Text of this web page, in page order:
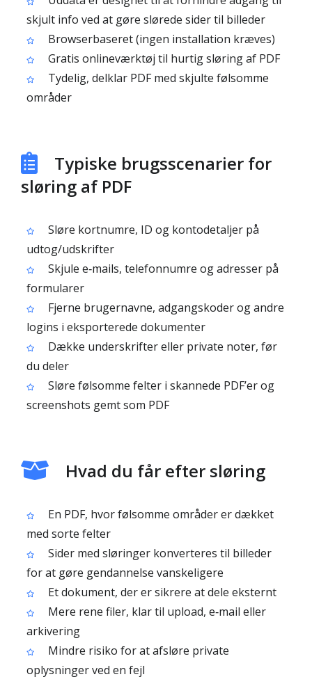
skjult info ved at gøre slørede sider til billeder
Browserbaseret (ingen installation kræves)
Gratis onlineværktøj til hurtig sløring af PDF
Tydelig, delklar PDF med skjulte følsomme
områder
Typiske brugsscenarier for
sløring af PDF
Sløre kortnumre, ID og kontodetaljer på
udtog/udskrifter
Skjule e‑mails, telefonnumre og adresser på
formularer
Fjerne brugernavne, adgangskoder og andre
logins i eksporterede dokumenter
Dække underskrifter eller private noter, før
du deler
Sløre følsomme felter i skannede PDF’er og
screenshots gemt som PDF
Hvad du får efter sløring
En PDF, hvor følsomme områder er dækket
med sorte felter
Sider med sløringer konverteres til billeder
for at gøre gendannelse vanskeligere
Et dokument, der er sikrere at dele eksternt
Mere rene filer, klar til upload, e‑mail eller
arkivering
Mindre risiko for at afsløre private
oplysninger ved en fejl